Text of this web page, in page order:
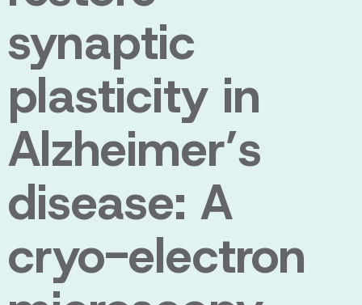
synaptic
plasticity in
Alzheimer’s
disease: A
cryo-electron